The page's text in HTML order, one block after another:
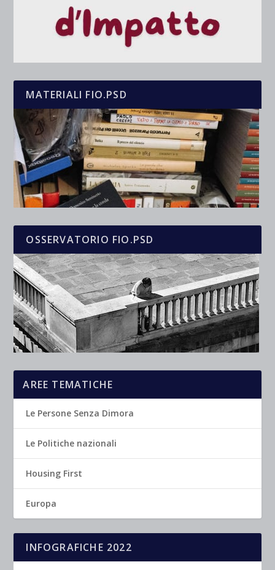
MATERIALI FIO.PSD
OSSERVATORIO FIO.PSD
AREE TEMATICHE
Le Persone Senza Dimora
Le Politiche nazionali
Housing First
Europa
INFOGRAFICHE 2022